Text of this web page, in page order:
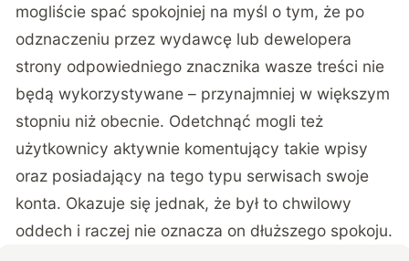
mogliście spać spokojniej na myśl o tym, że po
odznaczeniu przez wydawcę lub dewelopera
strony odpowiedniego znacznika wasze treści nie
będą wykorzystywane – przynajmniej w większym
stopniu niż obecnie. Odetchnąć mogli też
użytkownicy aktywnie komentujący takie wpisy
oraz posiadający na tego typu serwisach swoje
konta. Okazuje się jednak, że był to chwilowy
oddech i raczej nie oznacza on dłuższego spokoju.